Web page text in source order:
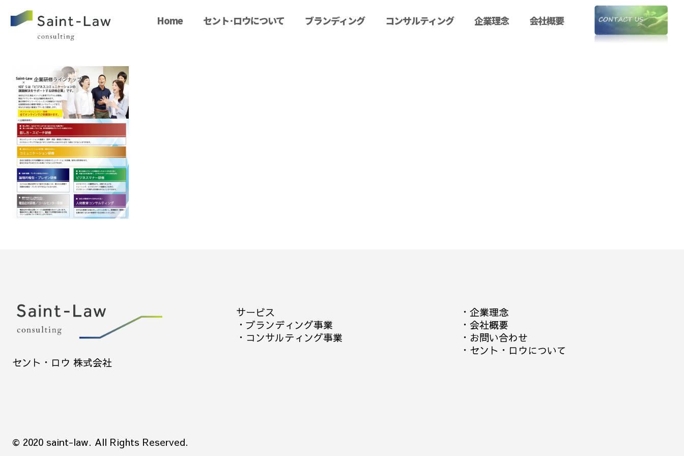
Home セント･ロウについて ブランディング コンサルティング 企業理念 会社概要
セント・ロウ 株式会社
サービス
・ ブランディング事業
・ コンサルティング事業
・ 企業理念
・ 会社概要
・ お問い合わせ
・ セント・ロウについて
© 2020 saint-law. All Rights Reserved.